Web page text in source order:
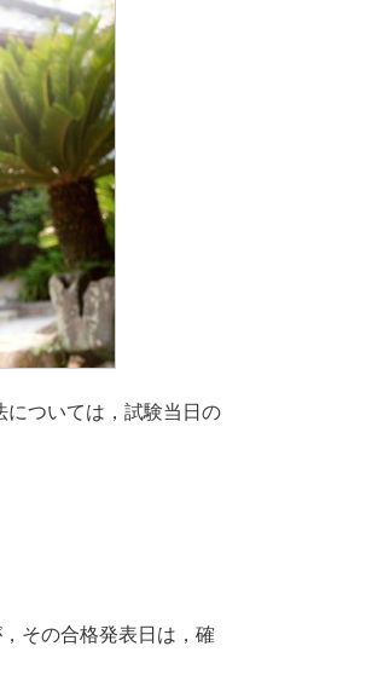
ついては，試験当日の
その合格発表日は，確